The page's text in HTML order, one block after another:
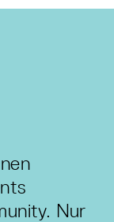
Nur